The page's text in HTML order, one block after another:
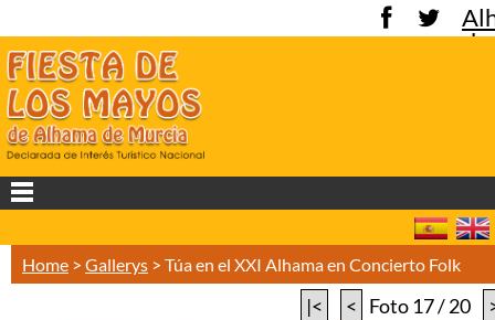
de
Home > Gallerys > Túa en el XXI Alhama en Concierto Folk
|< < Foto 17 / 20